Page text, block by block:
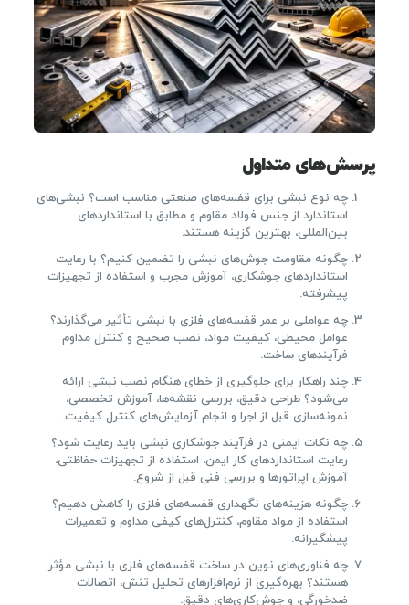
پرسش‌های متداول
چه نوع نبشی برای قفسه‌های صنعتی مناسب است؟ نبشی‌های
استاندارد از جنس فولاد مقاوم و مطابق با استانداردهای
بین‌المللی، بهترین گزینه هستند.
چگونه مقاومت جوش‌های نبشی را تضمین کنیم؟ با رعایت
استانداردهای جوشکاری، آموزش مجرب و استفاده از تجهیزات
پیشرفته.
چه عواملی بر عمر قفسه‌های فلزی با نبشی تأثیر می‌گذارند؟
عوامل محیطی، کیفیت مواد، نصب صحیح و کنترل مداوم
فرآیندهای ساخت.
چند راهکار برای جلوگیری از خطای هنگام نصب نبشی ارائه
می‌شود؟ طراحی دقیق، بررسی نقشه‌ها، آموزش تخصصی،
نمونه‌سازی قبل از اجرا و انجام آزمایش‌های کنترل کیفیت.
چه نکات ایمنی در فرآیند جوشکاری نبشی باید رعایت شود؟
رعایت استانداردهای کار ایمن، استفاده از تجهیزات حفاظتی،
آموزش اپراتورها و بررسی فنی قبل از شروع.
چگونه هزینه‌های نگهداری قفسه‌های فلزی را کاهش دهیم؟
استفاده از مواد مقاوم، کنترل‌های کیفی مداوم و تعمیرات
پیشگیرانه.
چه فناوری‌های نوین در ساخت قفسه‌های فلزی با نبشی مؤثر
هستند؟ بهره‌گیری از نرم‌افزارهای تحلیل تنش، اتصالات
ضدخورگی، و جوش‌کاری‌های دقیق.